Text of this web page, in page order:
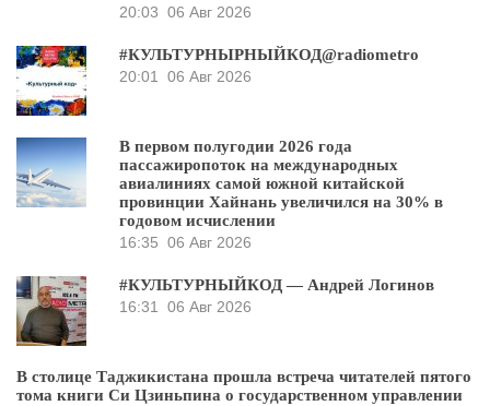
20:03 06 Авг 2026
#КУЛЬТУРНЫРНЫЙКОД@radiometro
20:01
06 Авг 2026
В первом полугодии 2026 года
пассажиропоток на международных
авиалиниях самой южной китайской
провинции Хайнань увеличился на 30% в
годовом исчислении
16:35 06 Авг 2026
#КУЛЬТУРНЫЙКОД — Андрей Логинов
16:31
06 Авг 2026
В столице Таджикистана прошла встреча читателей пятого
тома книги Си Цзиньпина о государственном управлении